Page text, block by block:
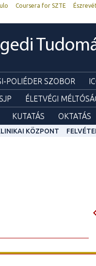
Coursera for SZTE
POLIÉDER SZOBOR
ÉLETVÉGI
KUTATÁS OKTATÁS
KÖZPONT